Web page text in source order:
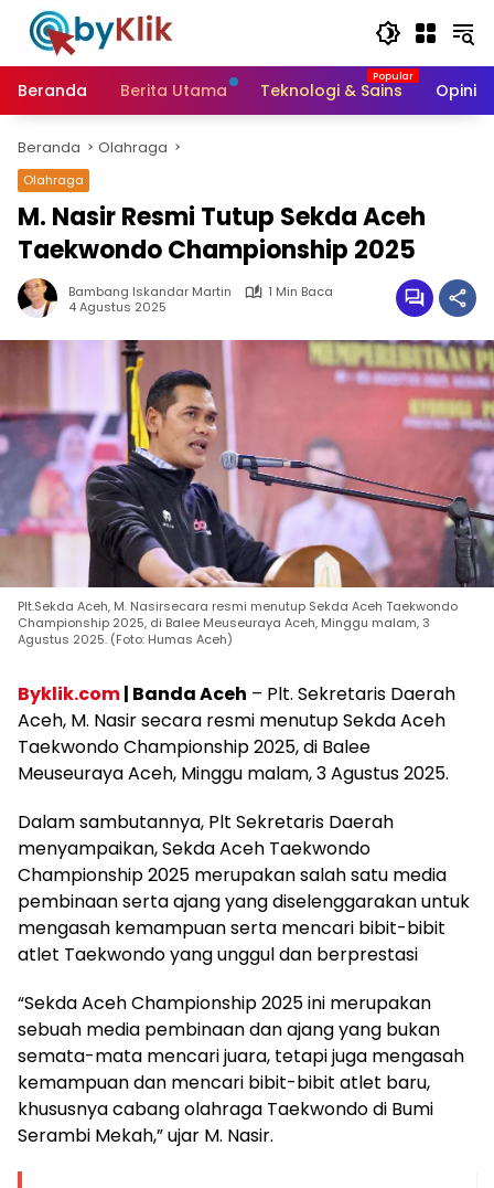
Langsung
konten
Beranda
Berita Utama Teknologi & Sains Opini
Beranda Olahraga
Olahraga
M. Nasir Resmi Tutup Sekda Aceh
Taekwondo Championship 2025
Bambang Iskandar Martin
1 Min Baca
4 Agustus 2025
Plt.Sekda Aceh, M. Nasirsecara resmi menutup Sekda Aceh Taekwondo
Championship 2025, di Balee Meuseuraya Aceh, Minggu malam, 3
Agustus 2025. (Foto: Humas Aceh)
Byklik.com| Banda Aceh – Plt. Sekretaris Daerah
Aceh, M. Nasir secara resmi menutup Sekda Aceh
Taekwondo Championship 2025, di Balee
Meuseuraya Aceh, Minggu malam, 3 Agustus 2025.
Dalam sambutannya, Plt Sekretaris Daerah
menyampaikan, Sekda Aceh Taekwondo
Championship 2025 merupakan salah satu media
pembinaan serta ajang yang diselenggarakan untuk
mengasah kemampuan serta mencari bibit-bibit
atlet Taekwondo yang unggul dan berprestasi
“Sekda Aceh Championship 2025 ini merupakan
sebuah media pembinaan dan ajang yang bukan
semata-mata mencari juara, tetapi juga mengasah
kemampuan dan mencari bibit-bibit atlet baru,
khususnya cabang olahraga Taekwondo di Bumi
Serambi Mekah,” ujar M. Nasir.